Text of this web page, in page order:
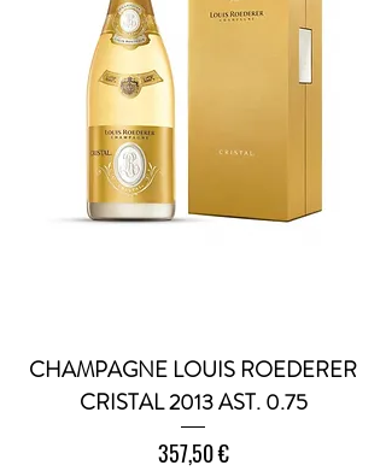
CHAMPAGNE LOUIS ROEDERER
CRISTAL 2013 AST. 0.75
Prezzo
357,50 €